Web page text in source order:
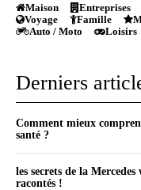
Maison Entreprises
Voyage
Famille
Auto / Moto
Loisirs
Derniers
Comment mieux
santé ?
les secrets de la
racontés !